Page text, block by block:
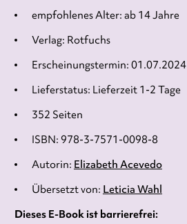
Verlag: Rotfuchs
Übersetzt von: Leticia Wahl
Erscheinungstermin: 01.07.2024
Lieferstatus: Lieferzeit 1-2 Tage
ISBN: 978-3-7571-0098-8
352 Seiten
Autorin: Elizabeth Acevedo
empfohlenes Alter: ab 14 Jahre
Dieses E-Book ist barrierefrei: